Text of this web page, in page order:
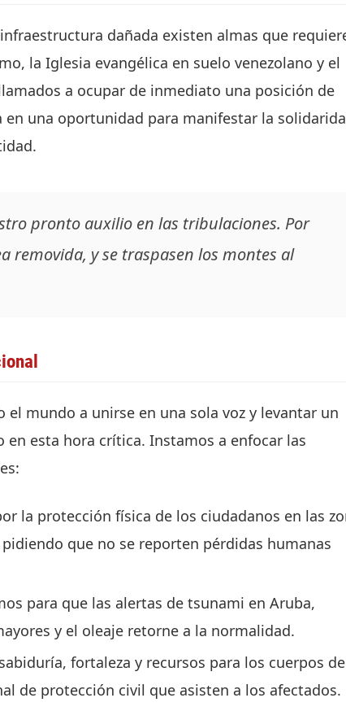
dañada existen almas que
la Iglesia evangélica en suelo venezolano y el
a ocupar de inmediato una posición de
una oportunidad para manifestar la
pronto auxilio en las tribulaciones. Por
removida, y se traspasen los montes al
mundo a unirse en una sola voz y levantar un
esta hora crítica. Instamos a enfocar las
la protección física de los ciudadanos en las
que no se reporten pérdidas humanas
para que las alertas de tsunami en Aruba,
y el oleaje retorne a la normalidad.
fortaleza y recursos para los cuerpos de
de protección civil que asisten a los afectados.